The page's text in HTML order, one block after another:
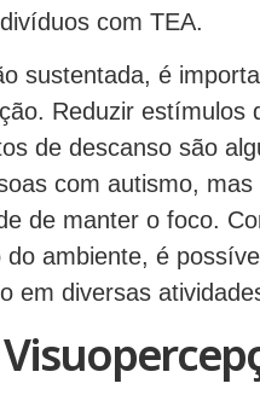
com TEA.
sustentada, é
Reduzir estímulos
de descanso são
com autismo,
de manter o foco.
ambiente, é
em diversas